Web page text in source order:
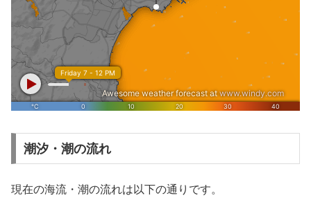
潮汐・潮の流れ
現在の海流・潮の流れは以下の通りです。